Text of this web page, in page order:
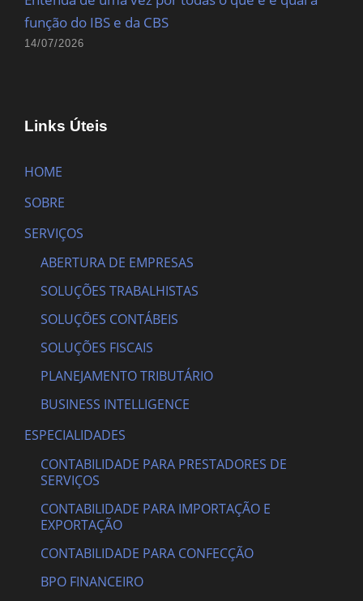
função do IBS e da CBS
14/07/2026
Links Úteis
HOME
SOBRE
SERVIÇOS
ABERTURA DE EMPRESAS
SOLUÇÕES TRABALHISTAS
SOLUÇÕES CONTÁBEIS
SOLUÇÕES FISCAIS
PLANEJAMENTO TRIBUTÁRIO
BUSINESS INTELLIGENCE
ESPECIALIDADES
CONTABILIDADE PARA PRESTADORES DE
SERVIÇOS
CONTABILIDADE PARA IMPORTAÇÃO E
EXPORTAÇÃO
CONTABILIDADE PARA CONFECÇÃO
BPO FINANCEIRO